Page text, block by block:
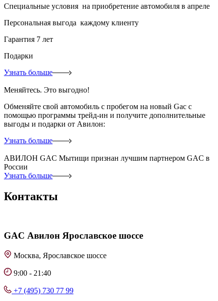
Специальные условия на приобретение автомобиля в апреле
Персональная выгода каждому клиенту
Гарантия 7 лет
Подарки
Узнать больше
Меняйтесь. Это выгодно!
Обменяйте свой автомобиль с пробегом на новый Gac с
помощью программы трейд-ин и получите дополнительные
выгоды и подарки от Авилон:
Узнать больше
АВИЛОН GAC Мытищи признан лучшим партнером GAC в
России
Узнать больше
Контакты
GAC Авилон Ярославское шоссе
Москва, Ярославское шоссе
9:00 - 21:40
+7 (495) 730 77 99